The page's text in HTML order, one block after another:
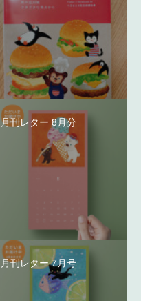
月刊レター 8月分
月刊レター 7月号